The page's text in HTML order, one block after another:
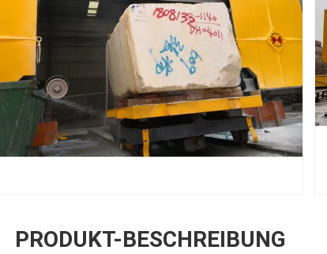
PRODUKT-BESCHREIBUNG